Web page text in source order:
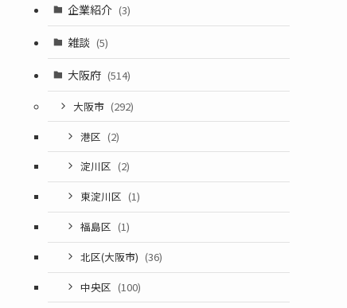
企業紹介 (3)
雑談 (5)
大阪府 (514)
大阪市 (292)
港区 (2)
淀川区 (2)
東淀川区 (1)
福島区 (1)
北区(大阪市) (36)
中央区 (100)